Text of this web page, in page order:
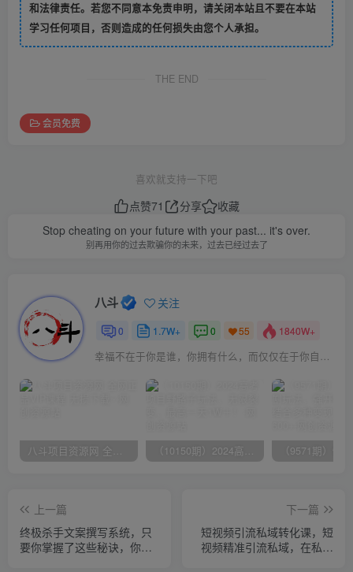
和法律责任。若您不同意本免责申明，请关闭本站且不要在本站
学习任何项目，否则造成的任何损失由您个人承担。
THE END
会员免费
喜欢就支持一下吧
点赞71 分享
收藏
Stop cheating on your future with your past... it's over.
别再用你的过去欺骗你的未来，过去已经过去了
八斗 关注
0 1.7W+ 0 55 1840W+
幸福不在于你是谁，你拥有什么，而仅仅在于你自己怎么看待
八斗项目资源网 全网正品VIP课程 无损下载~ （10150期）2024高考项目野路子玩法，无限裂变，最高一天1W＋！
上一篇
终极杀手文案撰写系统，只
要你掌握了这些秘诀，你可
下一篇
短视频引流私域转化课，短
视频精准引流私域，在私域